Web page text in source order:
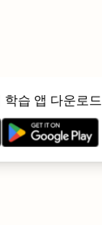
학습 앱 다운로드